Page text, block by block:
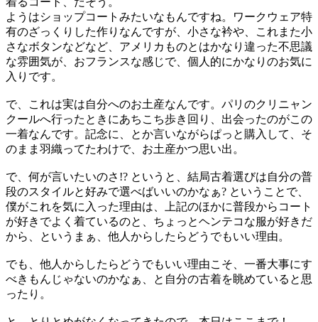
ようはショップコートみたいなもんですね。ワークウェア特
有のざっくりした作りなんですが、小さな衿や、これまた小
さなボタンなどなど、アメリカものとはかなり違った不思議
な雰囲気が、おフランスな感じで、個人的にかなりのお気に
入りです。
で、これは実は自分へのお土産なんです。パリのクリニャン
クールへ行ったときにあちこち歩き回り、出会ったのがこの
一着なんです。記念に、とか言いながらぱっと購入して、そ
のまま羽織ってたわけで、お土産かつ思い出。
で、何が言いたいのさ!? というと、結局古着選びは自分の普
段のスタイルと好みで選べばいいのかなぁ? ということで、
僕がこれを気に入った理由は、上記のほかに普段からコート
が好きでよく着ているのと、ちょっとヘンテコな服が好きだ
から、というまぁ、他人からしたらどうでもいい理由。
でも、他人からしたらどうでもいい理由こそ、一番大事にす
べきもんじゃないのかなぁ、と自分の古着を眺めていると思
ったり。